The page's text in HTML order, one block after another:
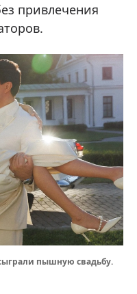
привлечения
пышную свадьбу.